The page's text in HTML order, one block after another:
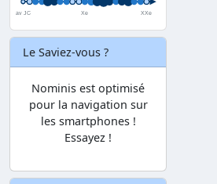
Le Saviez-vous ?
Nominis est optimisé
pour la navigation sur
les smartphones !
Essayez !